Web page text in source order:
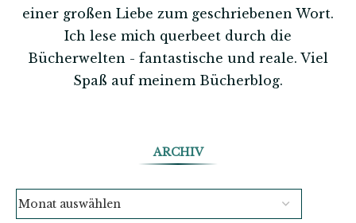
einer großen Liebe zum geschriebenen Wort.
Ich lese mich querbeet durch die
Bücherwelten - fantastische und reale. Viel
Spaß auf meinem Bücherblog.
ARCHIV